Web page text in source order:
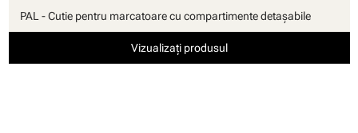
PAL - Cutie pentru marcatoare cu compartimente detaşabile
Vizualizați produsul